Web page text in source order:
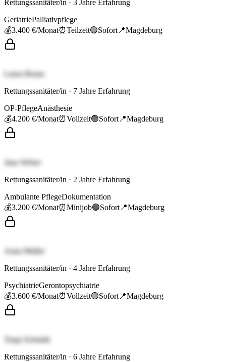
Rettungssanitäter/in · 3 Jahre Erfahrung
GeriatriePalliativpflege
💰3.400 €/Monat⏰Teilzeit🟢Sofort 📍Magdeburg
Laura Braun
Rettungssanitäter/in · 7 Jahre Erfahrung
OP-PflegeAnästhesie
💰4.200 €/Monat⏰Vollzeit🟢Sofort 📍Magdeburg
Jana Weber
Rettungssanitäter/in · 2 Jahre Erfahrung
Ambulante PflegeDokumentation
💰3.200 €/Monat⏰Minijob🟢Sofort 📍Magdeburg
Anna Müller
Rettungssanitäter/in · 4 Jahre Erfahrung
PsychiatrieGerontopsychiatrie
💰3.600 €/Monat⏰Vollzeit🟢Sofort 📍Magdeburg
Tanja Schmidt
Rettungssanitäter/in · 6 Jahre Erfahrung